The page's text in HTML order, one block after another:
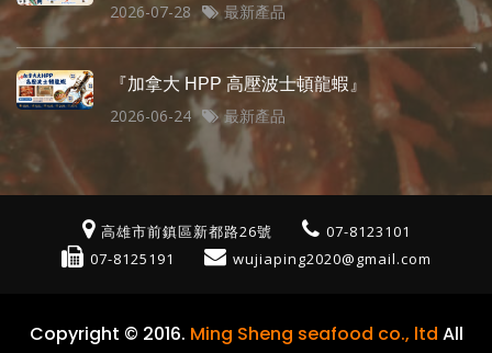
2026-07-28 最新產品
『加拿大 HPP 高壓波士頓龍蝦』
2026-06-24 最新產品
高雄市前鎮區新都路26號
07-8123101
07-8125191
wujiaping2020@gmail.com
Copyright © 2016. Ming Sheng seafood co., ltd All